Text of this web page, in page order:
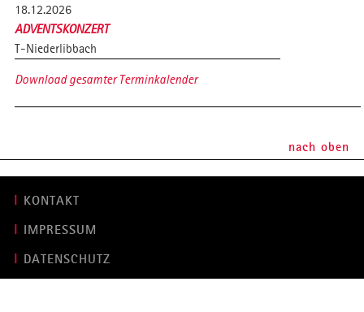
18.12.2026
ADVENTSKONZERT
T-Niederlibbach
Download gesamter Terminkalender
nach oben
KONTAKT
IMPRESSUM
DATENSCHUTZ